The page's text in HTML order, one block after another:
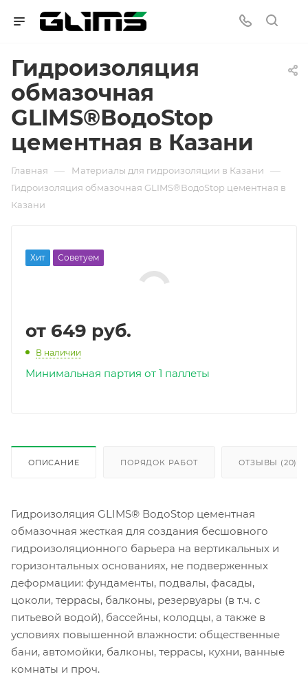
Гидроизоляция
обмазочная
GLIMS®ВодоStop
цементная в Казани
Главная — Материалы для гидроизоляции в Казани —
Гидроизоляция обмазочная GLIMS®ВодоStop цементная в
Казани
Хит Советуем
от 649 руб.
В наличии
Минимальная партия от 1 паллеты
ОПИСАНИЕ ПОРЯДОК РАБОТ ОТЗЫВЫ (20)
Гидроизоляция GLIMS® ВодоStop цементная
обмазочная жесткая для создания бесшовного
гидроизоляционного барьера на вертикальных и
горизонтальных основаниях, не подверженных
деформации: фундаменты, подвалы, фасады,
цоколи, террасы, балконы, резервуары (в т.ч. с
питьевой водой), бассейны, колодцы, а также в
условиях повышенной влажности: общественные
бани, автомойки, балконы, террасы, кухни, ванные
комнаты и проч.